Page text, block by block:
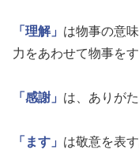
「理解」 は物事の意
力をあわせて物事をす
「感謝」 は、ありが
「ます」 は敬意を表す